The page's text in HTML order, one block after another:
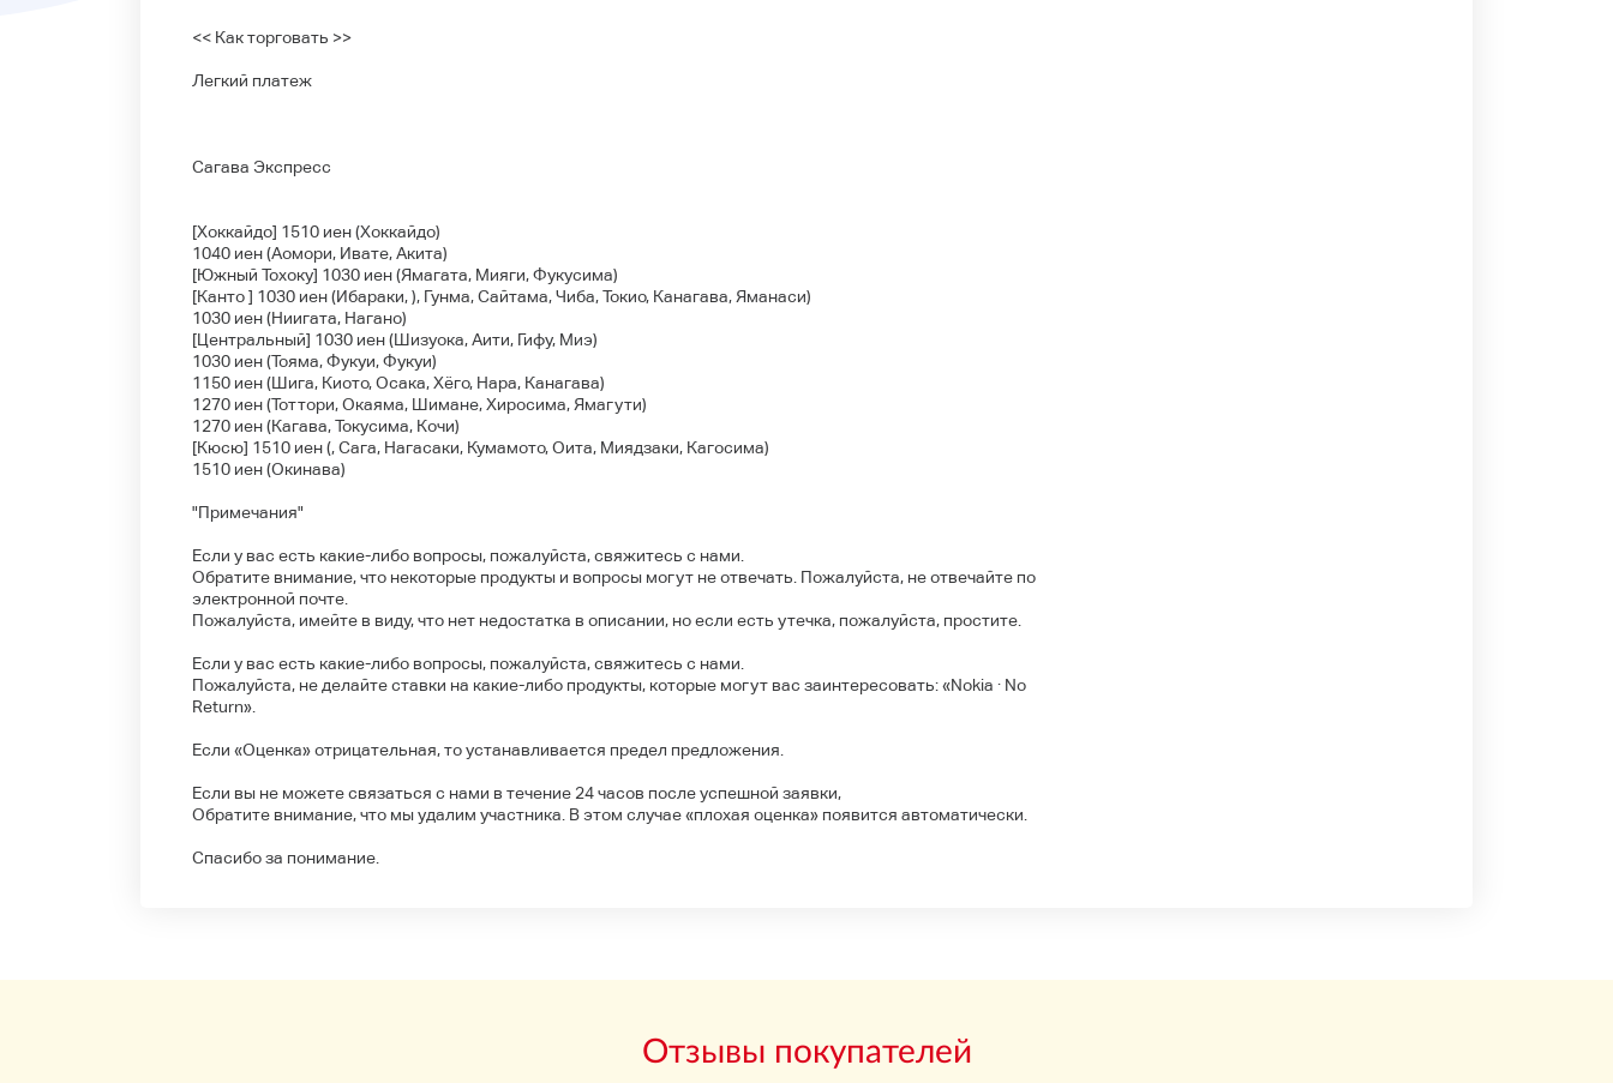
<< Как торговать >>
Легкий платеж
Сагава Экспресс
[Хоккайдо] 1510 иен (Хоккайдо)
1040 иен (Аомори, Ивате, Акита)
[Южный Тохоку] 1030 иен (Ямагата, Мияги, Фукусима)
[Канто ] 1030 иен (Ибараки, ), Гунма, Сайтама, Чиба, Токио, Канагава, Яманаси)
1030 иен (Ниигата, Нагано)
[Центральный] 1030 иен (Шизуока, Аити, Гифу, Миэ)
1030 иен (Тояма, Фукуи, Фукуи)
1150 иен (Шига, Киото, Осака, Хёго, Нара, Канагава)
1270 иен (Тоттори, Окаяма, Шимане, Хиросима, Ямагути)
1270 иен (Кагава, Токусима, Кочи)
[Кюсю] 1510 иен (, Сага, Нагасаки, Кумамото, Оита, Миядзаки, Кагосима)
1510 иен (Окинава)
"Примечания"
Если у вас есть какие-либо вопросы, пожалуйста, свяжитесь с нами.
Обратите внимание, что некоторые продукты и вопросы могут не отвечать. Пожалуйста, не отвечайте по
электронной почте.
Пожалуйста, имейте в виду, что нет недостатка в описании, но если есть утечка, пожалуйста, простите.
Если у вас есть какие-либо вопросы, пожалуйста, свяжитесь с нами.
Пожалуйста, не делайте ставки на какие-либо продукты, которые могут вас заинтересовать: «Nokia · No
Return».
Если «Оценка» отрицательная, то устанавливается предел предложения.
Если вы не можете связаться с нами в течение 24 часов после успешной заявки,
Обратите внимание, что мы удалим участника. В этом случае «плохая оценка» появится автоматически.
Спасибо за понимание.
Отзывы покупателей